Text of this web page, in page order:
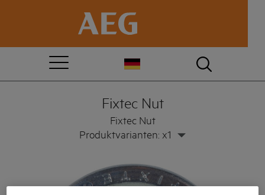
Fixtec Nut
Fixtec Nut
Produktvarianten: x1